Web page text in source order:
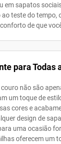
em sapatos
teste do tempo,
de que
para Todas
não são
um toque de
cores e
design de
uma ocasião
oferecem um